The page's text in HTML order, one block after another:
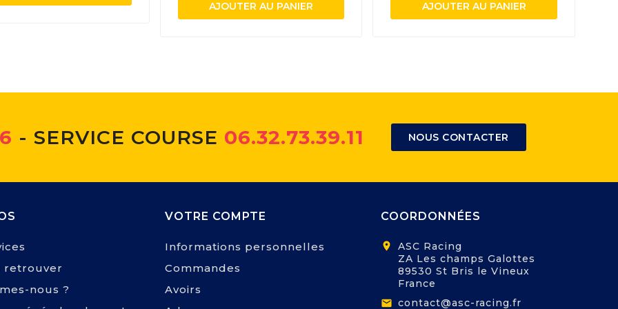
AJOUTER AU PANIER AJOUTER AU PANIER
- SERVICE COURSE 06.32.73.39.11 NOUS CONTACTER
retrouver
nous ?
VOTRE COMPTE
Informations personnelles
Commandes
Avoirs
COORDONNÉES
location_on
ASC Racing
ZA Les champs Galottes
89530 St Bris le Vineux
France
email contact@asc-racing.fr